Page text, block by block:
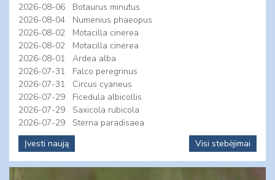
2026-08-06
Botaurus minutus
2026-08-04
Numenius phaeopus
2026-08-02
Motacilla cinerea
2026-08-02
Motacilla cinerea
2026-08-01
Ardea alba
2026-07-31
Falco peregrinus
2026-07-31
Circus cyaneus
2026-07-29
Ficedula albicollis
2026-07-29
Saxicola rubicola
2026-07-29
Sterna paradisaea
Įvesti naują
Visi stebėjimai